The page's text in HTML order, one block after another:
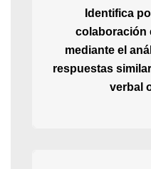
Identifica
colaboración
mediante el
respuestas
verbal